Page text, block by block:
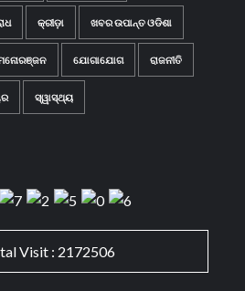
କ୍ରୀଡ଼ା ଖବର ଉପାନ୍ତ ଓଡିଶା
ଯୋଗାଯୋଗ ରାଜନୀତି
ସ୍ୱାସ୍ଥ୍ୟ
Visit : 2172506